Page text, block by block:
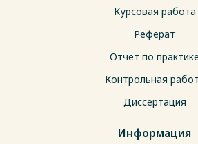
Курсовая работа
Реферат
Отчет по практике
Контрольная
Диссертация
Информация